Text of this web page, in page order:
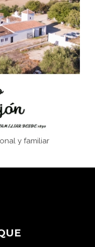
julio 1936
en el campo: del
de Los Hurones
y familiar